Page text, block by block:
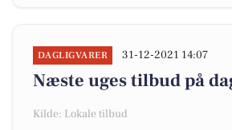
DAGLIGVARER 31-12-2021 14:07
Næste uges tilbud på
Kilde: Lokale tilbud